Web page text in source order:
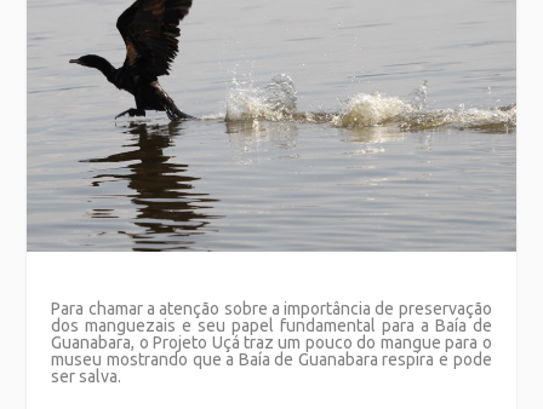
Para chamar a atenção sobre a importância de preservação
dos manguezais e seu papel fundamental para a Baía de
Guanabara, o Projeto Uçá traz um pouco do mangue para o
museu mostrando que a Baía de Guanabara respira e pode
ser salva.